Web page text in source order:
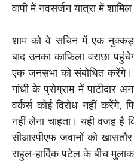
वापी में नवसर्जन यात्रा में
शाम को वे सचिन में एक
बाद उनका काफिला वराछा
एक जनसभा को संबोधित करेंगे।
गांधी के प्रोग्राम में पाटीदार
वर्कर्स कोई विरोध नहीं करेंगे,
नहीं लेना चाहता। यही वजह है
सीआरपीएफ जवानों को
राहुल-हार्दिक पटेल के बीच